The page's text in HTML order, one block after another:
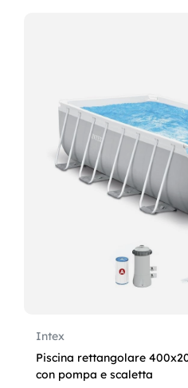
Intex
Piscina rettangolare
con pompa e scaletta